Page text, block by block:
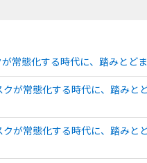
常態化する時代に、踏みとどま
が常態化する時代に、踏みと
が常態化する時代に、踏みと